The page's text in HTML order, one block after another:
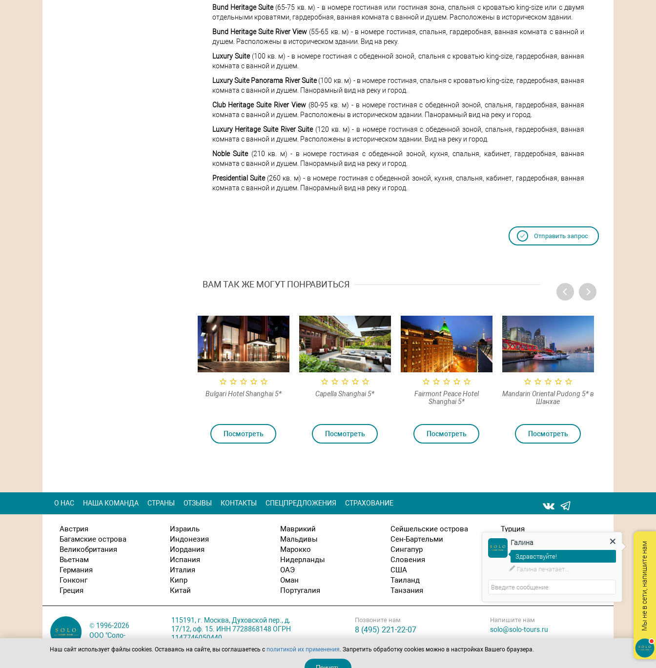
Bund Heritage Suite(65-75 кв. м) - в номере гостиная или гостиная зона, спальня с кроватью king-size или с двумя
отдельными кроватями, гардеробная, ванная комната с ванной и душем. Расположены в историческом здании.
Bund Heritage Suite River View (55-65 кв. м) - в номере гостиная, спальня, гардеробная, ванная комната с ванной и
душем. Расположены в историческом здании. Вид на реку.
Luxury Suite(100 кв. м) - в номере гостиная с обеденной зоной, спальня с кроватью king-size, гардеробная, ванная
комната с ванной и душем.
Luxury Suite Panorama River Suite(100 кв. м) - в номере гостиная, спальня с кроватью king-size, гардеробная, ванная
комната с ванной и душем. Панорамный вид на реку и город.
Club Heritage Suite River View (80-95 кв. м) - в номере гостиная с обеденной зоной, спальня, гардеробная, ванная
комната с ванной и душем. Расположены в историческом здании. Панорамный вид на реку и город.
Luxury Heritage Suite River Suite(120 кв. м) - в номере гостиная с обеденной зоной, спальня, гардеробная, ванная
комната с ванной и душем. Расположены в историческом здании. Вид на реку и город.
Noble Suite(210 кв. м) - в номере гостиная с обеденной зоной, кухня, спальня, кабинет, гардеробная, ванная
комната с ванной и душем. Панорамный вид на реку и город.
Presidential Suite(260 кв. м) - в номере гостиная с обеденной зоной, кухня, спальня, кабинет, гардеробная, ванная
комната с ванной и душем. Панорамный вид на реку и город.
Отправить запрос
ВАМ ТАК ЖЕ МОГУТ ПОНРАВИТЬСЯ
Bulgari Hotel Shanghai 5*
Посмотреть
Capella Shanghai 5*
Посмотреть
Fairmont Peace Hotel
Shanghai 5*
Посмотреть
Mandarin Oriental Pudong 5* в
Шанхае
Посмотреть
О НАС НАША КОМАНДА СТРАНЫ ОТЗЫВЫ КОНТАКТЫ СПЕЦПРЕДЛОЖЕНИЯ СТРАХОВАНИЕ
Австрия
Багамские острова
Великобритания
Вьетнам
Германия
Гонконг
Греция
Израиль
Индонезия
Иордания
Испания
Италия
Кипр
Китай
Маврикий
Мальдивы
Марокко
Нидерланды
ОАЭ
Оман
Португалия
Сейшельские острова
Сен-Бартельми
Сингапур
Словения
США
Таиланд
Танзания
Турция
Франция
Чехия
Швейцария
ЮАР
Япония
© 1996-2026
ООО "Соло-
115191, г. Москва, Духовской пер., д,
17/12, оф. 15. ИНН 7728868148 ОГРН
1147746050440
Карта проезда
Позвоните нам
8 (495) 221-22-07
Напишите нам
solo@solo-tours.ru
Наш сайт использует файлы cookies. Оставаясь на сайте, вы соглашаетесь с политикой их применения. Запретить обработку cookies можно в настройках Вашего браузера.
Мы не в сети, напишите нам
Галина
Здравствуйте!
Планируете путешествие?